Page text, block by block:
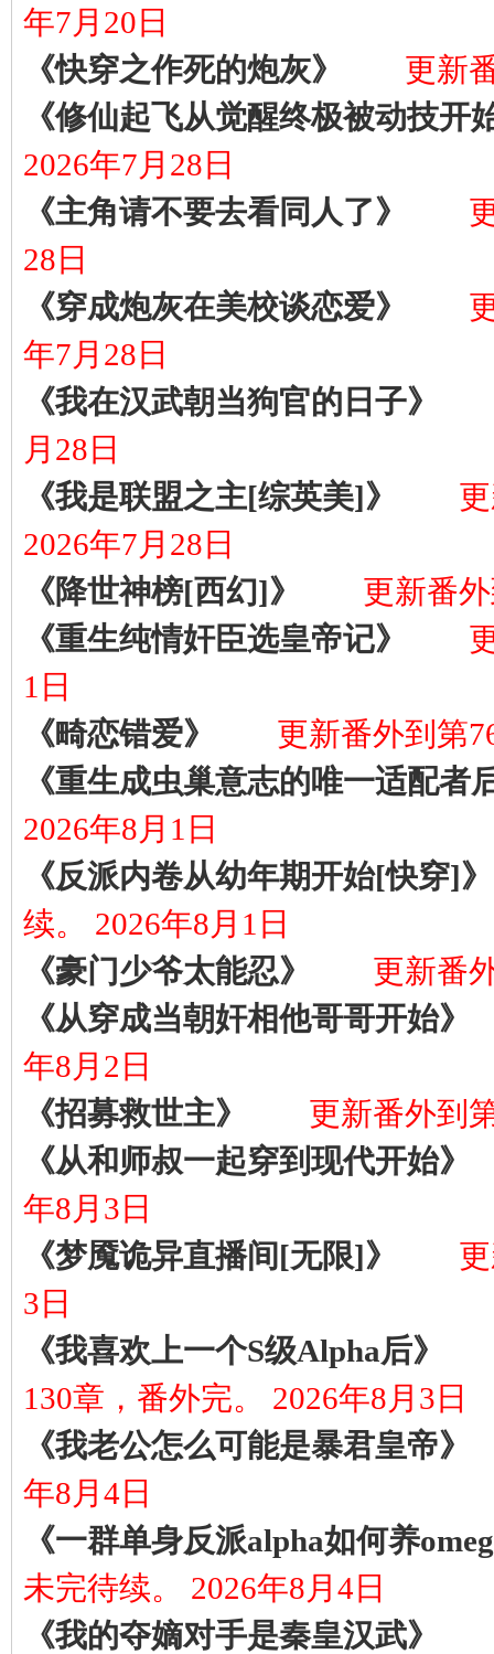
年7月20日
《快穿之作死的炮灰》
更新
《修仙起飞从觉醒终极被动技开
2026年7月28日
《主角请不要去看同人了》
28日
《穿成炮灰在美校谈恋爱》
年7月28日
《我在汉武朝当狗官的日子》
月28日
《我是联盟之主[综英美]》
2026年7月28日
《降世神榜[西幻]》
更新番
《重生纯情奸臣选皇帝记》
1日
《畸恋错爱》
更新番外到第
《重生成虫巢意志的唯一适配者
2026年8月1日
《反派内卷从幼年期开始[快穿]》
续。 2026年8月1日
《豪门少爷太能忍》
更新番
《从穿成当朝奸相他哥哥开始》
年8月2日
《招募救世主》
更新番外到
《从和师叔一起穿到现代开始》
年8月3日
《梦魇诡异直播间[无限]》
3日
《我喜欢上一个S级Alpha后》
130章，番外完。 2026年8月3日
《我老公怎么可能是暴君皇帝》
年8月4日
《一群单身反派alpha如何养
未完待续。 2026年8月4日
《我的夺嫡对手是秦皇汉武》